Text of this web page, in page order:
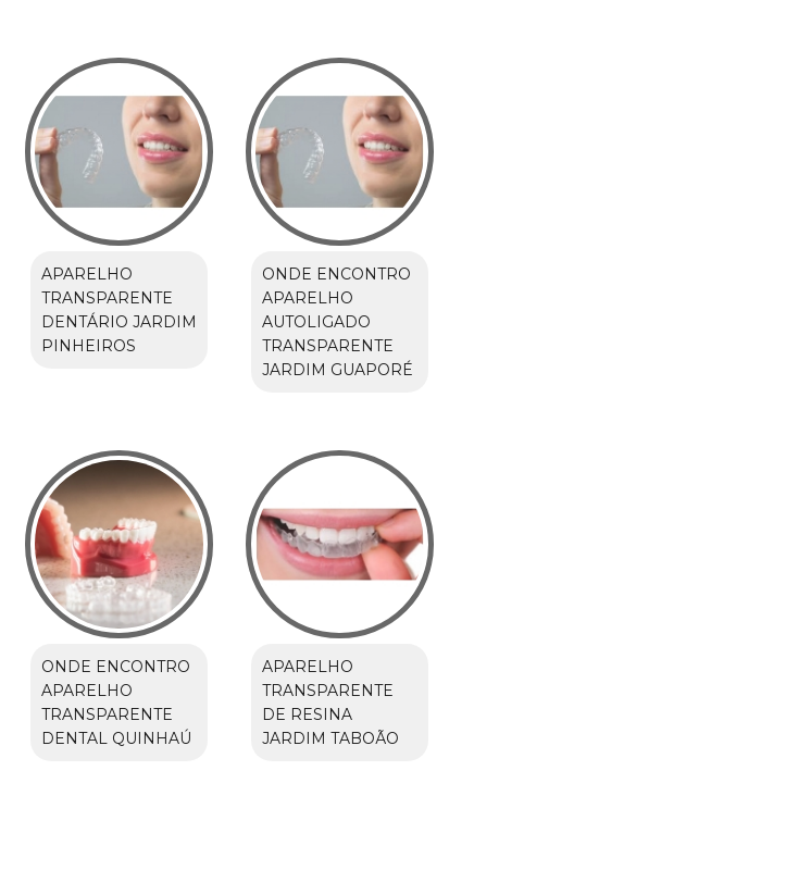
APARELHO
TRANSPARENTE
DENTÁRIO JARDIM
PINHEIROS
ONDE ENCONTRO
APARELHO
AUTOLIGADO
TRANSPARENTE
JARDIM GUAPORÉ
ONDE ENCONTRO
APARELHO
TRANSPARENTE
DENTAL QUINHAÚ
APARELHO
TRANSPARENTE
DE RESINA
JARDIM TABOÃO